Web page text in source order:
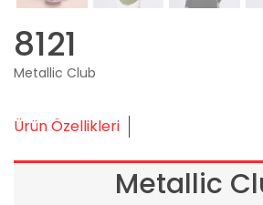
8121
Metallic Club
Ürün Özellikleri
Metallic